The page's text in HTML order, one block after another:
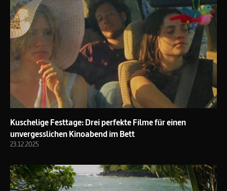
Kuschelige Festtage: Drei perfekte Filme für einen
unvergesslichen Kinoabend im Bett
23.12.2025